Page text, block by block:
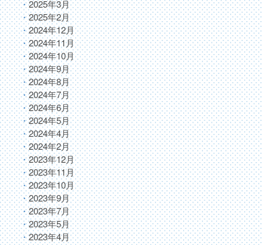
2025年3月
2025年2月
2024年12月
2024年11月
2024年10月
2024年9月
2024年8月
2024年7月
2024年6月
2024年5月
2024年4月
2024年2月
2023年12月
2023年11月
2023年10月
2023年9月
2023年7月
2023年5月
2023年4月